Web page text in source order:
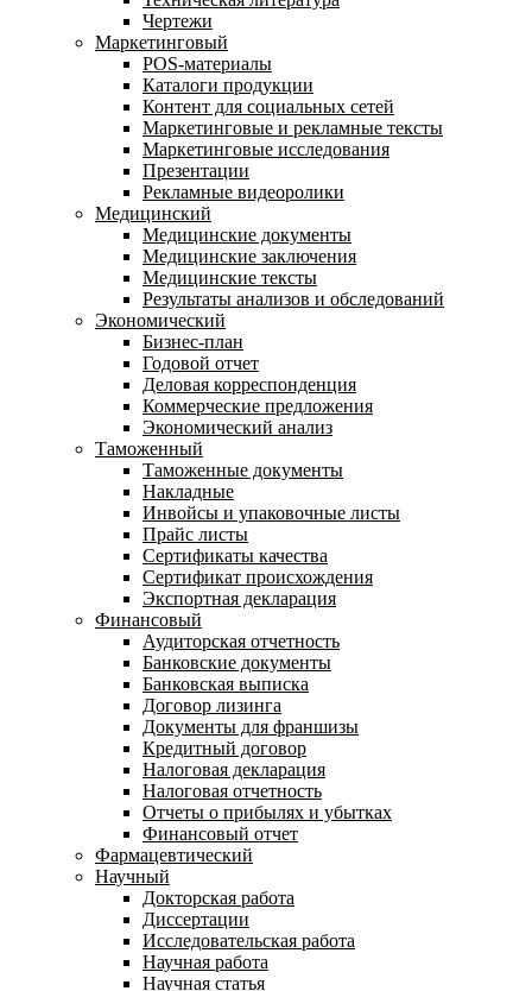
Чертежи
Маркетинговый
POS-материалы
Каталоги продукции
Контент для социальных сетей
Маркетинговые и рекламные тексты
Маркетинговые исследования
Презентации
Рекламные видеоролики
Медицинский
Медицинские документы
Медицинские заключения
Медицинские тексты
Результаты анализов и обследований
Экономический
Бизнес-план
Годовой отчет
Деловая корреспонденция
Коммерческие предложения
Экономический анализ
Таможенный
Таможенные документы
Накладные
Инвойсы и упаковочные листы
Прайс листы
Сертификаты качества
Сертификат происхождения
Экспортная декларация
Финансовый
Аудиторская отчетность
Банковские документы
Банковская выписка
Договор лизинга
Документы для франшизы
Кредитный договор
Налоговая декларация
Налоговая отчетность
Отчеты о прибылях и убытках
Финансовый отчет
Фармацевтический
Научный
Докторская работа
Диссертации
Исследовательская работа
Научная работа
Научная статья